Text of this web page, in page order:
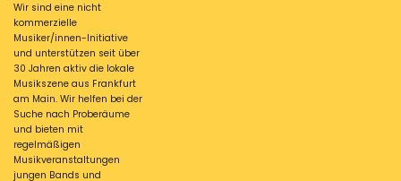
Wir sind eine nicht
kommerzielle
Musiker/innen-Initiative
und unterstützen seit über
30 Jahren aktiv die lokale
Musikszene aus Frankfurt
am Main. Wir helfen bei der
Suche nach Proberäume
und bieten mit
regelmäßigen
Musikveranstaltungen
jungen Bands und